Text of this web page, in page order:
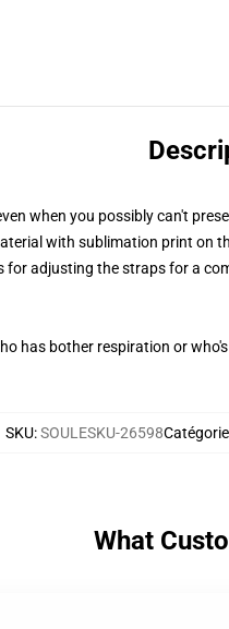
when you possibly can't
with sublimation print on
for adjusting the straps for a
has bother respiration or
SKU:SOULESKU-26598
What